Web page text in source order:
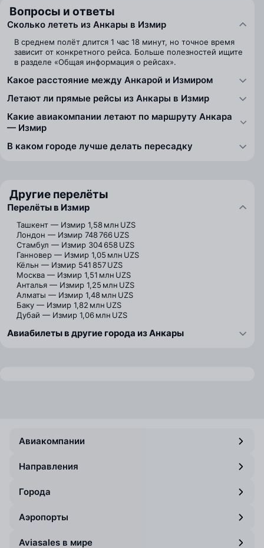
Вопросы и ответы
Сколько лететь из Анкары в Измир
В среднем полёт длится 1 час 18 минут, но точное время
зависит от конкретного рейса. Больше полезностей ищите
в разделе «Общая информация о рейсах».
Какое расстояние между Анкарой и Измиром
Летают ли прямые рейсы из Анкары в Измир
Какие авиакомпании летают по маршруту Анкара
— Измир
В каком городе лучше делать пересадку
Другие перелёты
Перелёты в Измир
Ташкент — Измир 1,58 млн UZS
Лондон — Измир 748 766 UZS
Стамбул — Измир 304 658 UZS
Ганновер — Измир 1,05 млн UZS
Кёльн — Измир 541 857 UZS
Москва — Измир 1,51 млн UZS
Анталья — Измир 1,25 млн UZS
Алматы — Измир 1,48 млн UZS
Баку — Измир 1,82 млн UZS
Дубай — Измир 1,06 млн UZS
Авиабилеты в другие города из Анкары
Авиакомпании
Направления
Города
Аэропорты
Aviasales в мире